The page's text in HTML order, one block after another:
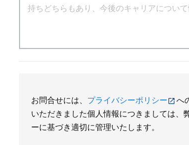
お問合せには、 プライバシーポリシー
へ
いただきました個人情報につきましては、
ーに基づき適切に管理いたします。